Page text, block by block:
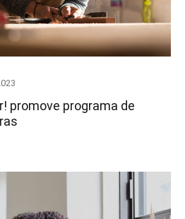
promove programa de